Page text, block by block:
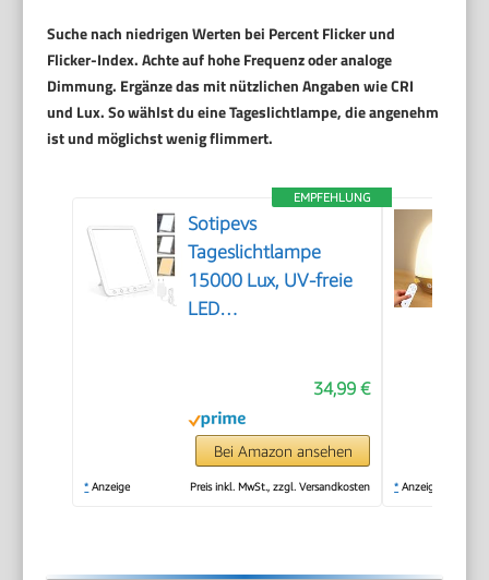
Suche nach niedrigen Werten bei Percent Flickerund
Flicker-Index. Achte auf hohe Frequenz oder analoge
Dimmung. Ergänze das mit nützlichen Angaben wie CRI
und Lux. So wählst du eine Tageslichtlampe, die angenehm
ist und möglichst wenig flimmert.
EMPFEHLUNG
Sotipevs
Tageslichtlampe
15000 Lux, UV-freie
LED
Daylight Lampe,
Touch-Control
Sonnenlicht Lampe,
Vollspektrumlampe
34,99 €
Bei Amazon ansehen
* Anzeige Preis inkl. MwSt., zzgl. Versandkosten * Anzeige